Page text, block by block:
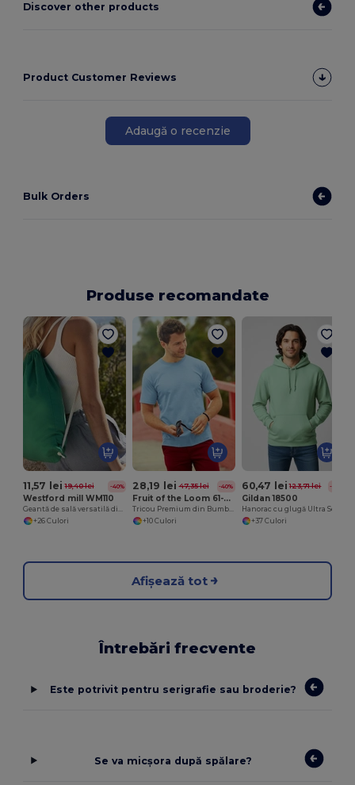
Discover other products
Product Customer Reviews
Adaugă o recenzie
Bulk Orders
Produse recomandate
11,57 lei 19,40 lei -40%
Westford mill WM110
Geantă de sală versatilă din bumbac pentru sport și evenimente
+26 Culori
28,19 lei 47,35 lei -40%
Fruit of the Loom 61-044-0
Tricou Premium din Bumbac Ultra Moale pentru Bărbați
+10 Culori
60,47 lei 123,71 lei -51%
Gildan 18500
+37 Culori
Afișează tot
Întrebări frecvente
Este potrivit pentru serigrafie sau broderie?
Se va micșora după spălare?